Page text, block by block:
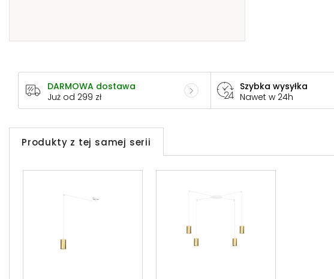
DARMOWA dostawa
Już od 299 zł
Szybka wysyłka
Nawet w 24h
Produkty z tej samej serii